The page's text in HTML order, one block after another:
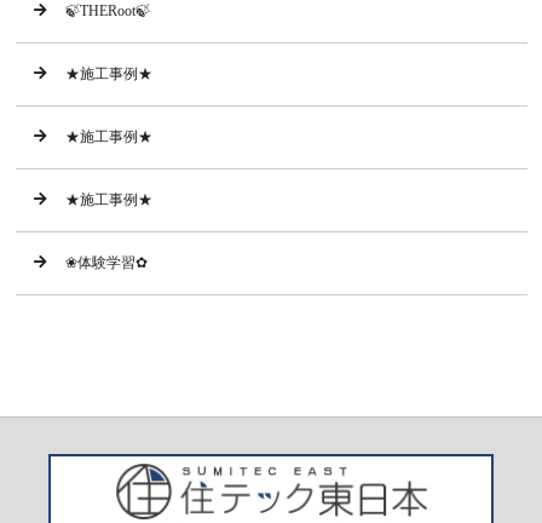
🍃THERoot🍃
★施工事例★
★施工事例★
★施工事例★
❀体験学習✿